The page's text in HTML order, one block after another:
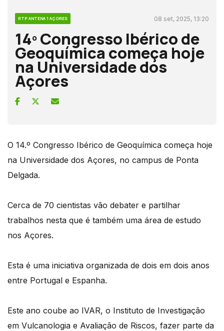
RTP ANTENA 1 AÇORES 08 set, 2025, 13:20
14º Congresso Ibérico de
Geoquímica começa hoje
na Universidade dos
Açores
O 14.º Congresso Ibérico de Geoquímica começa hoje
na Universidade dos Açores, no campus de Ponta
Delgada.
Cerca de 70 cientistas vão debater e partilhar
trabalhos nesta que é também uma área de estudo
nos Açores.
Esta é uma iniciativa organizada de dois em dois anos
entre Portugal e Espanha.
Este ano coube ao IVAR, o Instituto de Investigação
em Vulcanologia e Avaliação de Riscos, fazer parte da